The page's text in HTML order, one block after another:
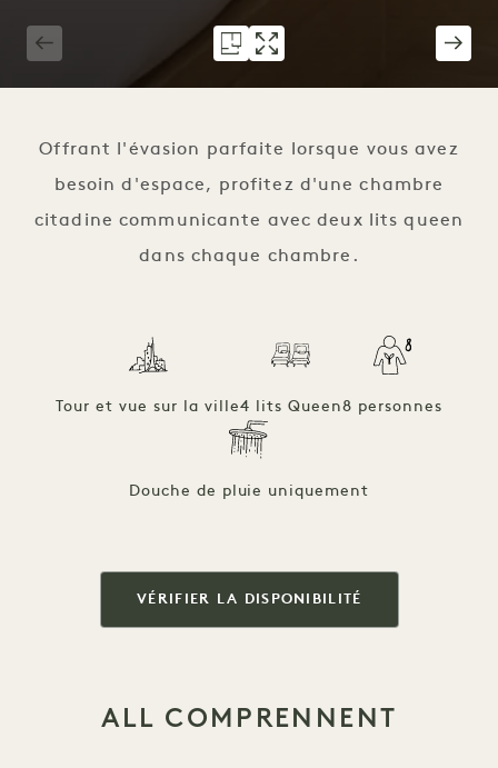
Offrant l'évasion parfaite lorsque vous avez
besoin d'espace, profitez d'une chambre
citadine communicante avec deux lits queen
dans chaque chambre.
Tour et vue sur la ville4 lits Queen8 personnes
Douche de pluie uniquement
VÉRIFIER LA DISPONIBILITÉ
ALL COMPRENNENT